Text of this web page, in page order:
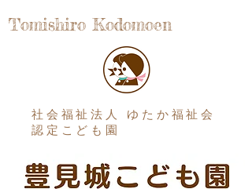
Tomishiro Kodomoen
社会福祉法人 ゆたか福祉会
認定こども園